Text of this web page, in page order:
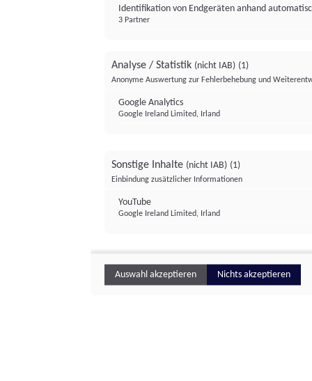
Identifikation von Endgeräten anhand
3 Partner
Analyse / Statistik (nicht IAB) (1)
Anonyme Auswertung zur Fehlerbehebung und
Google Analytics
Google Ireland Limited, Irland
Sonstige Inhalte (nicht IAB) (1)
Einbindung zusätzlicher Informationen
YouTube
Google Ireland Limited, Irland
Auswahl akzeptieren Nichts akzeptieren